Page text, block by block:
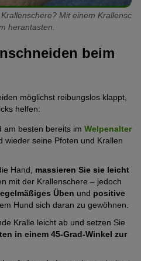
Mit einem Krallensc
herantasten.
beim
möglichst reibungslos klappt,
helfen:
am besten bereits im Welpenalter
wieder seine Pfoten und Krallen
Hand, massieren Sie sie leicht
mit der Krallenschere – jedoch
Üben und positive
Hund sich daran zu gewöhnen.
Kralle leicht ab und setzen Sie
in einem 45-Grad-Winkel zur